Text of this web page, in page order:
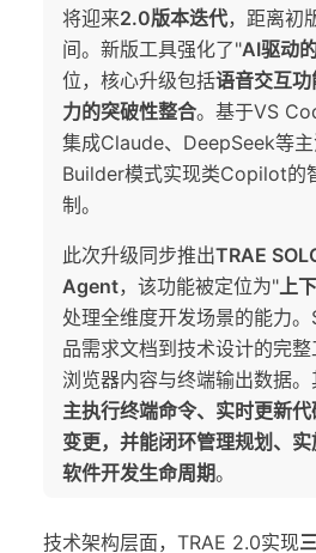
将迎来2.0版本迭代，距离初
间。新版工具强化了"AI驱动
位，核心升级包括语音交互
力的突破性整合。基于VS
集成Claude、DeepSeek等
Builder模式实现类Copilot的
制。
此次升级同步推出TRAE
Agent，该功能被定位为"上
处理全维度开发场景的能力
品需求文档到技术设计的完
浏览器内容与终端输出数据
主执行终端命令、实时更新
变更，并能闭环管理规划、
软件开发生命周期。
技术架构层面，TRAE 2.0实现